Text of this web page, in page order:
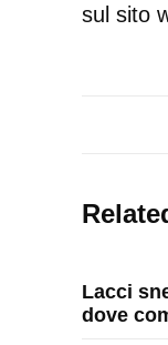
sul sito
Lacci
dove